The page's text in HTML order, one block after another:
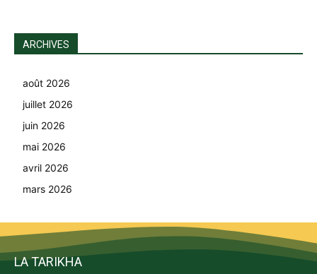
ARCHIVES
août 2026
juillet 2026
juin 2026
mai 2026
avril 2026
mars 2026
LA TARIKHA